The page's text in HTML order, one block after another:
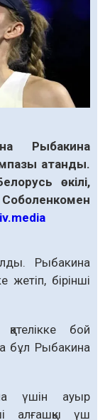
Рыбакина
атанды.
өкілі,
Соболенкомен
Рыбакина
жетіп, бірінші
бой
бұл Рыбакина
үшін ауыр
алғашқы үш